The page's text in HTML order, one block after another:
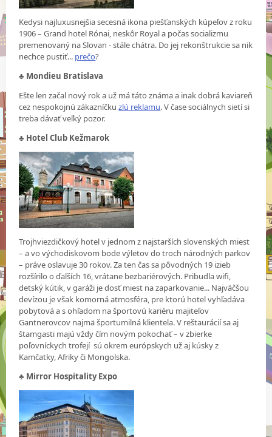
Kedysi najluxusnejšia secesná ikona piešťanských kúpeľov z roku
1906 – Grand hotel Rónai, neskôr Royal a počas socializmu
premenovaný na Slovan - stále chátra. Do jej rekonštrukcie sa nik
nechce pustiť... prečo?
♣ Mondieu Bratislava
Ešte len začal nový rok a už má táto známa a inak dobrá kaviareň
cez nespokojnú zákazníčkuzlú reklamu. V čase sociálnych sietí si
treba dávať veľký pozor.
♣ Hotel Club Kežmarok
Trojhviezdičkový hotel v jednom z najstarších slovenských miest
– a vo východiskovom bode výletov do troch národných parkov
– práve oslavuje 30 rokov. Za ten čas sa pôvodných 19 izieb
rozšírilo o ďalších 16, vrátane bezbariérových. Pribudla wifi,
detský kútik, v garáži je dosť miest na zaparkovanie... Najväčšou
devízou je však komorná atmosféra, pre ktorú hotel vyhľadáva
pobytová a s ohľadom na športovú kariéru majiteľov
Gantnerovcov najmä športumilná klientela. V reštaurácií sa aj
štamgasti majú vždy čím novým pokochať – v zbierke
poľovníckych trofejí sú okrem európskych už aj kúsky z
Kamčatky, Afriky či Mongolska.
♣ Mirror Hospitality Expo